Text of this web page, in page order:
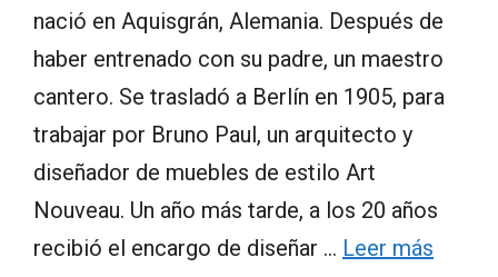
nació en Aquisgrán, Alemania. Después de
haber entrenado con su padre, un maestro
cantero. Se trasladó a Berlín en 1905, para
trabajar por Bruno Paul, un arquitecto y
diseñador de muebles de estilo Art
Nouveau. Un año más tarde, a los 20 años
recibió el encargo de diseñar … Leer más